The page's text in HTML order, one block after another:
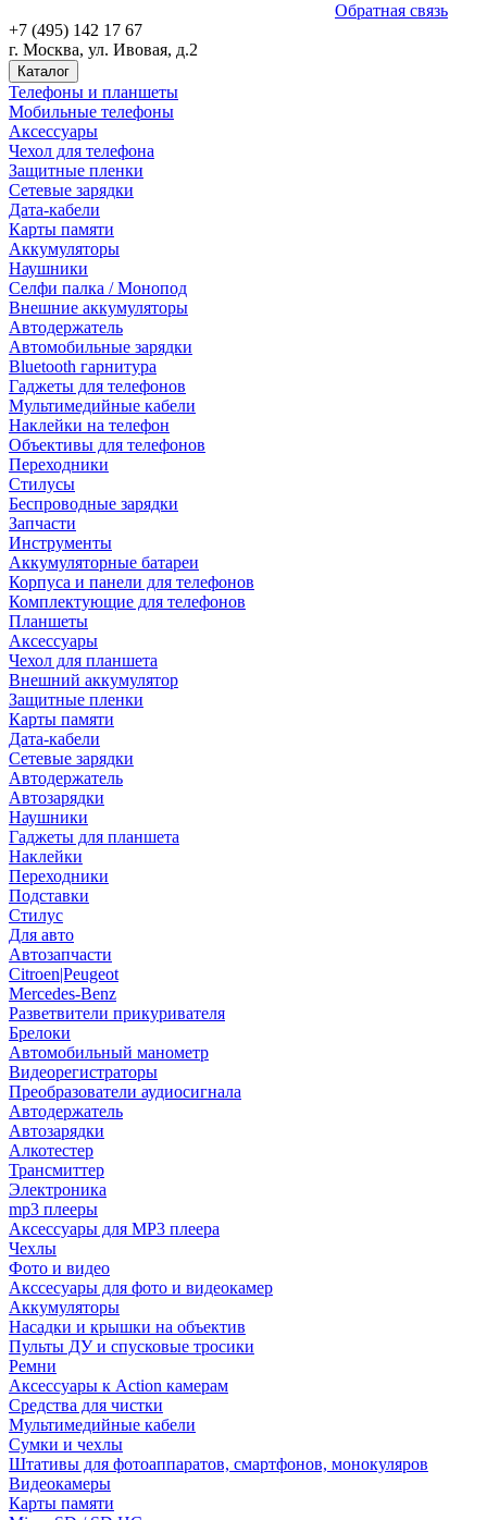
Обратная связь
+7 (495) 142 17 67
г. Москва, ул. Ивовая, д.2
Каталог
Телефоны и планшеты
Мобильные телефоны
Аксессуары
Чехол для телефона
Защитные пленки
Сетевые зарядки
Дата-кабели
Карты памяти
Аккумуляторы
Наушники
Селфи палка / Монопод
Внешние аккумуляторы
Автодержатель
Автомобильные зарядки
Bluetooth гарнитура
Гаджеты для телефонов
Мультимедийные кабели
Наклейки на телефон
Объективы для телефонов
Переходники
Стилусы
Беспроводные зарядки
Запчасти
Инструменты
Аккумуляторные батареи
Корпуса и панели для телефонов
Комплектующие для телефонов
Планшеты
Аксессуары
Чехол для планшета
Внешний аккумулятор
Защитные пленки
Карты памяти
Дата-кабели
Сетевые зарядки
Автодержатель
Автозарядки
Наушники
Гаджеты для планшета
Наклейки
Переходники
Подставки
Стилус
Для авто
Автозапчасти
Citroen|Peugeot
Mercedes-Benz
Разветвители прикуривателя
Брелоки
Автомобильный манометр
Видеорегистраторы
Преобразователи аудиосигнала
Автодержатель
Автозарядки
Алкотестер
Трансмиттер
Электроника
mp3 плееры
Аксессуары для MP3 плеера
Чехлы
Фото и видео
Акссесуары для фото и видеокамер
Аккумуляторы
Насадки и крышки на объектив
Пульты ДУ и спусковые тросики
Ремни
Аксессуары к Action камерам
Средства для чистки
Мультимедийные кабели
Сумки и чехлы
Штативы для фотоаппаратов, смартфонов, монокуляров
Видеокамеры
Карты памяти